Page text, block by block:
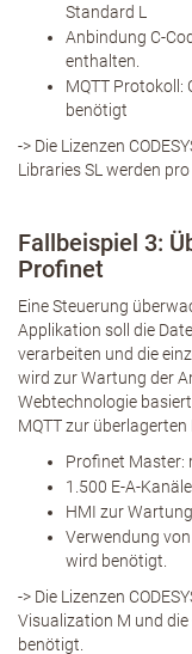
Standard L
Anbindung C-
enthalten.
MQTT Protokoll:
benötigt
-> Die Lizenzen
Libraries SL werden
Fallbeispiel 3:
Profinet
Eine Steuerung
Applikation soll die
verarbeiten und die
wird zur Wartung der
Webtechnologie
MQTT zur
Profinet Master:
1.500 E-A-
HMI zur
Verwendung von
wird benötigt.
-> Die Lizenzen
Visualization M und die
benötigt.